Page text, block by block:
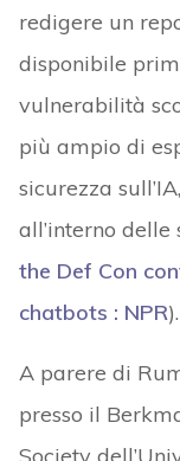
redigere un
disponibile
vulnerabilità
più ampio di
sicurezza
all’interno delle
the Def Con
chatbots : NPR).
A parere di
presso il